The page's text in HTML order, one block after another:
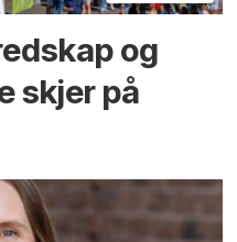
og
skjer på